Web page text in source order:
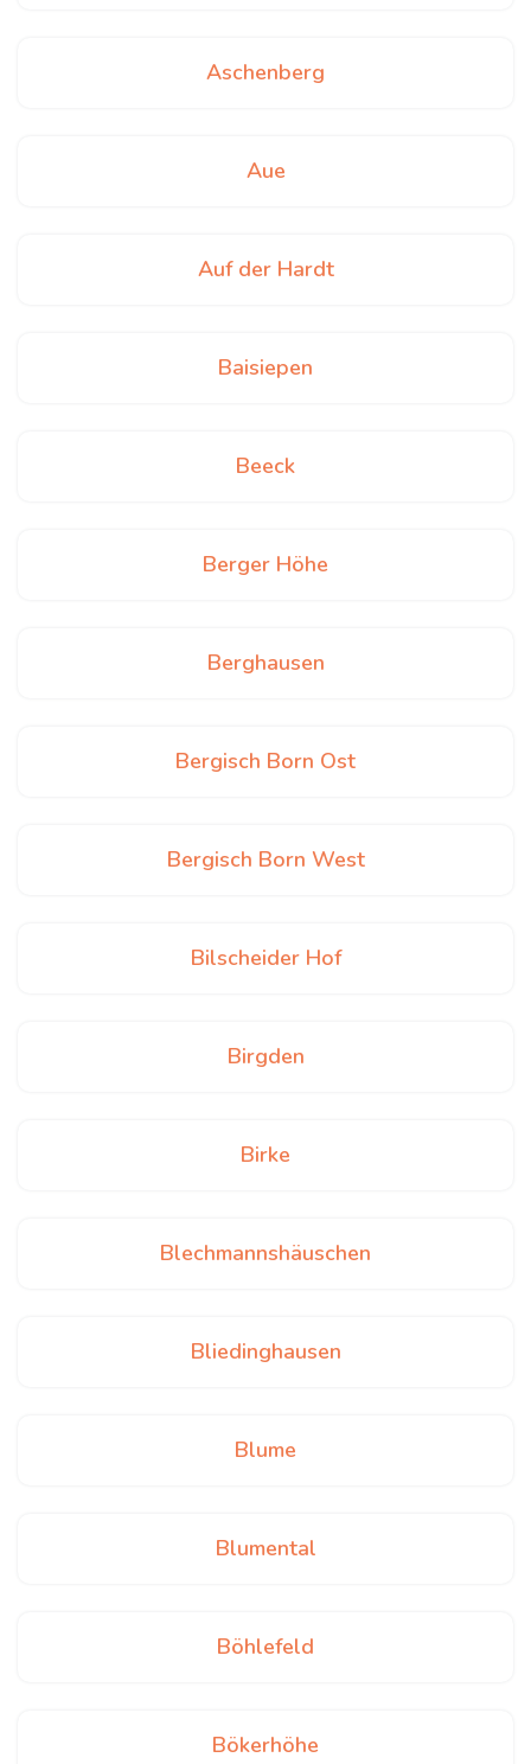
Aschenberg
Aue
Auf der Hardt
Baisiepen
Beeck
Berger Höhe
Berghausen
Bergisch Born Ost
Bergisch Born West
Bilscheider Hof
Birgden
Birke
Blechmannshäuschen
Bliedinghausen
Blume
Blumental
Böhlefeld
Bökerhöhe